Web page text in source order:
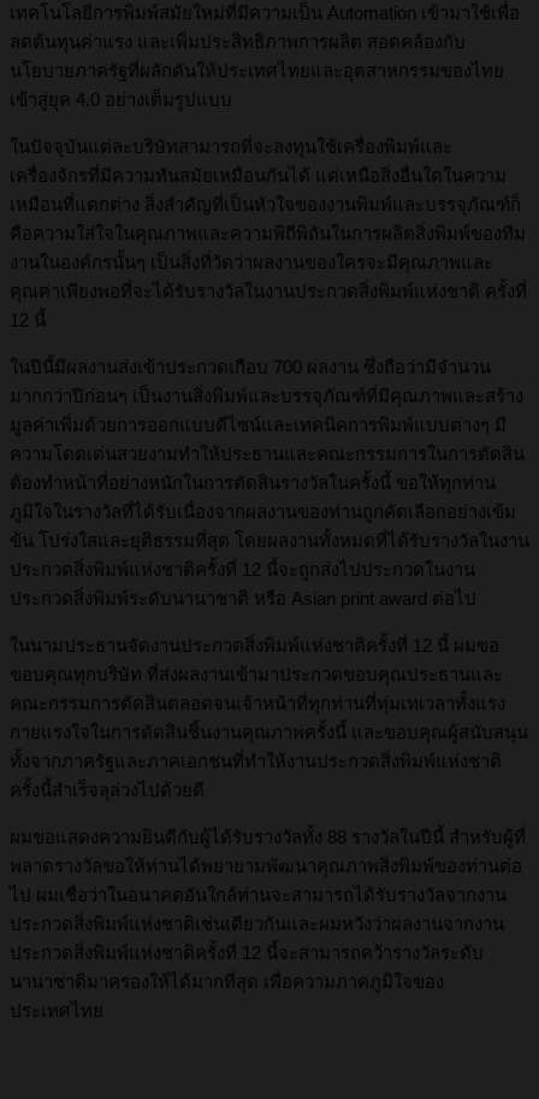
เทคโนโลยีการพิมพ์สมัยใหม่ที่มีความเป็น Automation เข้ามาใช้เพื่อ
ลดต้นทุนค่าแรง และเพิ่มประสิทธิภาพการผลิต สอดคล้องกับ
นโยบายภาครัฐที่ผลักดันให้ประเทศไทยและอุตสาหกรรมของไทย
เข้าสู่ยุค 4.0 อย่างเต็มรูปแบบ
ในปัจจุบันแต่ละบริษัทสามารถที่จะลงทุนใช้เครื่องพิมพ์และ
เครื่องจักรที่มีความทันสมัยเหมือนกันได้ แต่เหนือสิ่งอื่นใดในความ
เหมือนที่แตกต่าง สิ่งสำคัญที่เป็นหัวใจของงานพิมพ์และบรรจุภัณฑ์ก็
คือความใส่ใจในคุณภาพและความพิถีพิถันในการผลิตสิ่งพิมพ์ของทีม
งานในองค์กรนั้นๆ เป็นสิ่งที่วัดว่าผลงานของใครจะมีคุณภาพและ
คุณค่าเพียงพอที่จะได้รับรางวัลในงานประกวดสิ่งพิมพ์แห่งชาติ ครั้งที่
12 นี้
ในปีนี้มีผลงานส่งเข้าประกวดเกือบ 700 ผลงาน ซึ่งถือว่ามีจำนวน
มากกว่าปีก่อนๆ เป็นงานสิ่งพิมพ์และบรรจุภัณฑ์ที่มีคุณภาพและสร้าง
มูลค่าเพิ่มด้วยการออกแบบดีไซน์และเทคนิคการพิมพ์แบบต่างๆ มี
ความโดดเด่นสวยงามทำให้ประธานและคณะกรรมการในการตัดสิน
ต้องทำหน้าที่อย่างหนักในการตัดสินรางวัลในครั้งนี้ ขอให้ทุกท่าน
ภูมิใจในรางวัลที่ได้รับเนื่องจากผลงานของท่านถูกคัดเลือกอย่างเข้ม
ข้น โปร่งใสและยุติธรรมที่สุด โดยผลงานทั้งหมดที่ได้รับรางวัลในงาน
ประกวดสิ่งพิมพ์แห่งชาติครั้งที่ 12 นี้จะถูกส่งไปประกวดในงาน
ประกวดสิ่งพิมพ์ระดับนานาชาติ หรือ Asian print award ต่อไป
ในนามประธานจัดงานประกวดสิ่งพิมพ์แห่งชาติครั้งที่ 12 นี้ ผมขอ
ขอบคุณทุกบริษัท ที่ส่งผลงานเข้ามาประกวดขอบคุณประธานและ
คณะกรรมการตัดสินตลอดจนเจ้าหน้าที่ทุกท่านที่ทุ่มเทเวลาทั้งแรง
กายแรงใจในการตัดสินชิ้นงานคุณภาพครั้งนี้ และขอบคุณผู้สนับสนุน
ทั้งจากภาครัฐและภาคเอกชนที่ทำให้งานประกวดสิ่งพิมพ์แห่งชาติ
ครั้งนี้สำเร็จลุล่วงไปด้วยดี
ผมขอแสดงความยินดีกับผู้ได้รับรางวัลทั้ง 88 รางวัลในปีนี้ สำหรับผู้ที่
พลาดรางวัลขอให้ท่านได้พยายามพัฒนาคุณภาพสิ่งพิมพ์ของท่านต่อ
ไป ผมเชื่อว่าในอนาคตอันใกล้ท่านจะสามารถได้รับรางวัลจากงาน
ประกวดสิ่งพิมพ์แห่งชาติเช่นเดียวกันและผมหวังว่าผลงานจากงาน
ประกวดสิ่งพิมพ์แห่งชาติครั้งที่ 12 นี้จะสามารถคว้ารางวัลระดับ
นานาชาติมาครองให้ได้มากที่สุด เพื่อความภาคภูมิใจของ
ประเทศไทย